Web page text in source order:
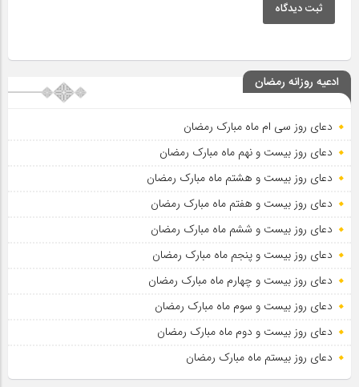
ثبت دیدگاه
ادعیه روزانه رمضان
دعای روز سی ام ماه مبارک رمضان
دعای روز بیست و نهم ماه مبارک رمضان
دعای روز بیست و هشتم ماه مبارک رمضان
دعای روز بیست و هفتم ماه مبارک رمضان
دعای روز بیست و ششم ماه مبارک رمضان
دعای روز بیست و پنجم ماه مبارک رمضان
دعای روز بیست و چهارم ماه مبارک رمضان
دعای روز بیست و سوم ماه مبارک رمضان
دعای روز بیست و دوم ماه مبارک رمضان
دعای روز بیستم ماه مبارک رمضان